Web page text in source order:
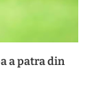
a patra din